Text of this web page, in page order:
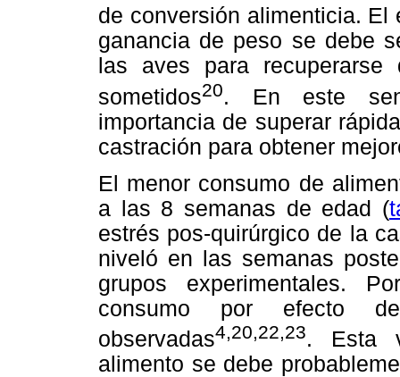
de conversión alimenticia.
ganancia de peso se debe
las aves para
sometidos20. En este
importancia de superar
castración para obtener
El menor consumo de
a las 8 semanas de edad (
estrés pos-quirúrgico de la
niveló en las semanas
grupos experimentales.
consumo por efecto
observadas4,20,22,23. Esta
alimento se debe